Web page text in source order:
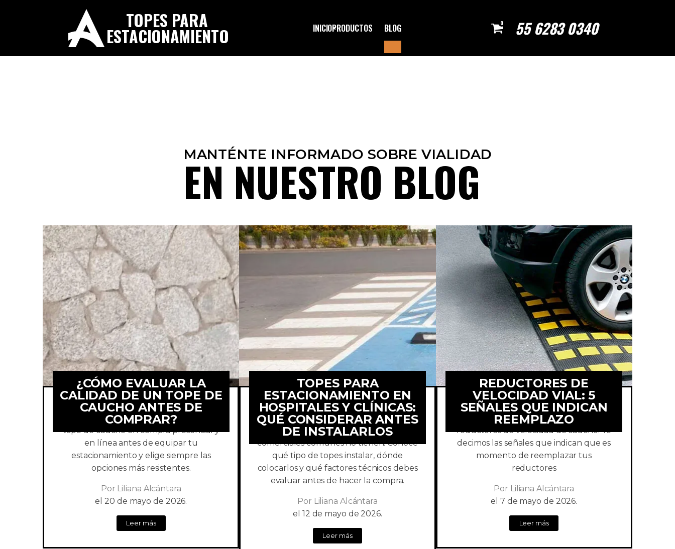
TOPES PARA
ESTACIONAMIENTO INICIOPRODUCTOS BLOG 0 55 6283 0340
MANTÉNTE INFORMADO SOBRE VIALIDAD
EN NUESTRO BLOG
¿CÓMO EVALUAR LA
CALIDAD DE UN TOPE DE
CAUCHO ANTES DE
COMPRAR?
Conoce como verificar la calidad de un
tope de caucho en compra presencial y
en línea antes de equipar tu
estacionamiento y elige siempre las
opciones más resistentes.
Por Liliana Alcántara
el 20 de mayo de 2026.
Leer más
TOPES PARA
ESTACIONAMIENTO EN
HOSPITALES Y CLÍNICAS:
QUÉ CONSIDERAR ANTES
DE INSTALARLOS
Los estacionamientos de hospitales
tienen exigencias que los espacios
comerciales comunes no tienen. Conoce
qué tipo de topes instalar, dónde
colocarlos y qué factores técnicos debes
evaluar antes de hacer la compra.
Por Liliana Alcántara
el 12 de mayo de 2026.
Leer más
REDUCTORES DE
VELOCIDAD VIAL: 5
SEÑALES QUE INDICAN
REEMPLAZO
Detecta a tiempo el desgaste en tus
reductores de velocidad de caucho. Te
decimos las señales que indican que es
momento de reemplazar tus
reductores
Por Liliana Alcántara
el 7 de mayo de 2026.
Leer más